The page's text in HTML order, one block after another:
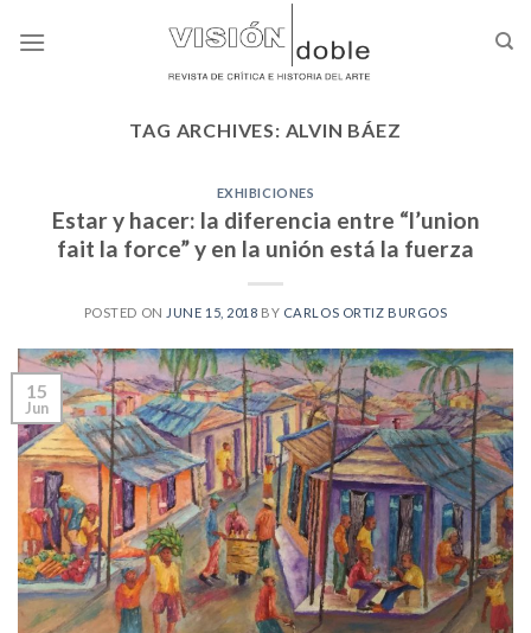
TAG ARCHIVES: ALVIN BÁEZ
EXHIBICIONES
Estar y hacer: la diferencia entre “l’union
fait la force” y en la unión está la fuerza
POSTED ON JUNE 15, 2018 BY CARLOS ORTIZ BURGOS
15
Jun